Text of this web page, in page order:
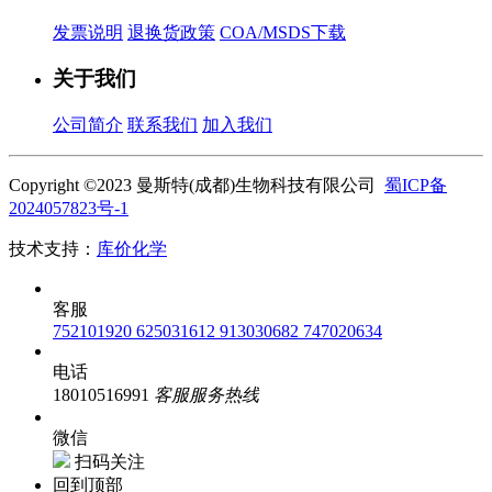
发票说明 退换货政策 COA/MSDS下载
关于我们
公司简介 联系我们 加入我们
Copyright ©2023 曼斯特(成都)生物科技有限公司 蜀ICP备
2024057823号-1
技术支持： 库价化学
客服
752101920 625031612 913030682 747020634
电话
18010516991 客服服务热线
微信
扫码关注
回到顶部